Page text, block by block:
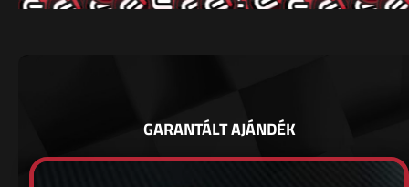
GARANTÁLT AJÁNDÉK